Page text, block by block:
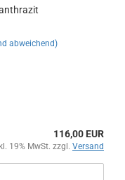
abweichend)
116,00 EUR
19% MwSt. zzgl. Versand